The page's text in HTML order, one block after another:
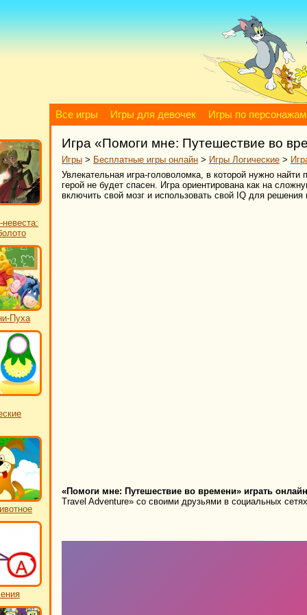
Все игры Игры для девочек Игры по персонажам
Пуха
Игра «Помоги мне: Путешествие во
Игры > Бесплатные игры онлайн > Игры Логические >
Увлекательная игра-головоломка, в которой нужно
герой не будет спасен. Игра ориентирована как на
включить свой мозг и использовать свой IQ для
«Помоги мне: Путешествие во времени» играть
Travel Adventure» со своими друзьями в социальных